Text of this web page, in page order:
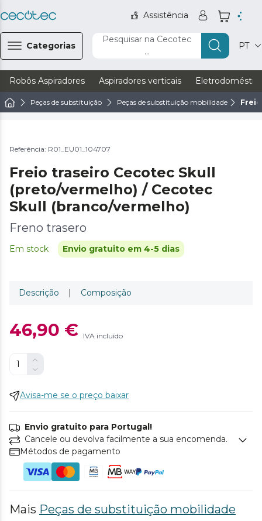
Assistência
Categorias
Pesquisar na Cecotec
...
PT
Robôs Aspiradores Aspiradores verticais
Peças de substituição Peças de substituição mobilidade
Referência: R01_EU01_104707
Freio traseiro Cecotec Skull
(preto/vermelho) / Cecotec
Skull (branco/vermelho)
Freno trasero
Em stock Envio gratuito em 4-5 dias
Descrição | Composição
46,90 € IVA incluído
Avisa-me se o preço baixar
Envio gratuito para Portugal!
Cancele ou devolva facilmente a sua encomenda.
Métodos de pagamento
Mais Peças de substituição mobilidade